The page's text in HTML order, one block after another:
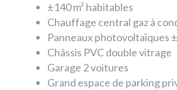
±140 m² habitables
Chauffage central gaz à
Panneaux photovoltaïques
Châssis PVC double vitrage
Garage 2 voitures
Grand espace de parking